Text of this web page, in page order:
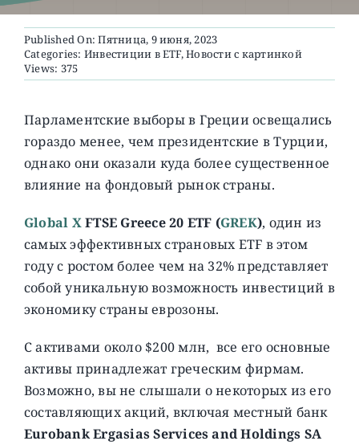
О ПРОЕКТЕ
Published On: Пятница, 9 июня, 2023
Categories: Инвестиции в ETF,Новости с картинкой
Views: 375
Парламентские выборы в Греции освещались
гораздо менее, чем президентские в Турции,
однако они оказали куда более существенное
влияние на фондовый рынок страны.
Global XFTSE Greece 20 ETF (GREK), один из
самых эффективных страновых ETF в этом
году с ростом более чем на 32% представляет
собой уникальную возможность инвестиций в
экономику страны еврозоны.
С активами около $200 млн, все его основные
активы принадлежат греческим фирмам.
Возможно, вы не слышали о некоторых из его
составляющих акций, включая местный банк
Eurobank Ergasias Services and Holdings SA